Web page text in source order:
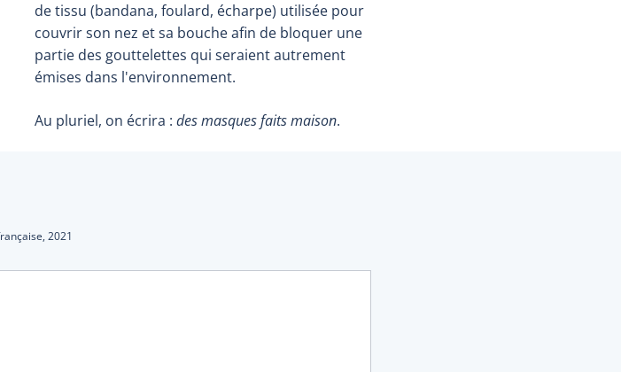
de tissu (bandana, foulard, écharpe) utilisée pour
couvrir son nez et sa bouche afin de bloquer une
partie des gouttelettes qui seraient autrement
émises dans l'environnement.
Au pluriel, on écrira : des masques faits maison.
2021